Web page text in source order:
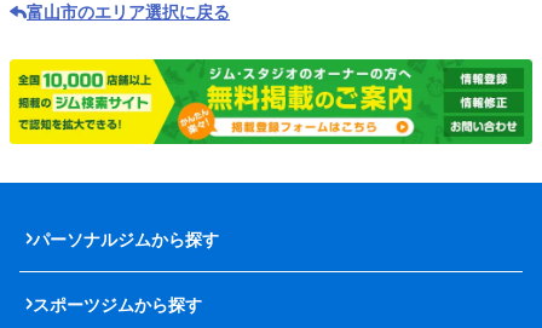
富山市のエリア選択に戻る
パーソナルジムから探す
スポーツジムから探す